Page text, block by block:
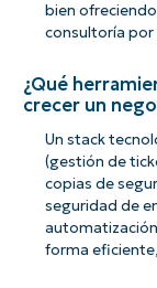
bien
consultoría
¿Qué
crecer un
Un stack
(gestión de
copias de
seguridad de
forma